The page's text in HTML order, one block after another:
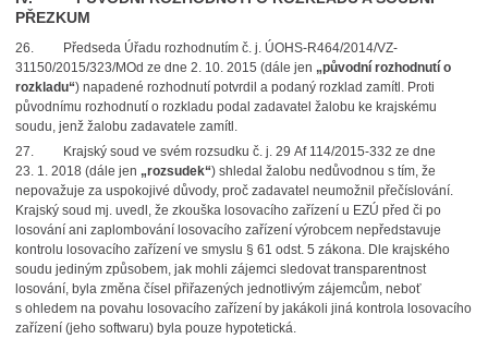
PŘEZKUM
26.
Předseda Úřadu rozhodnutím č. j. ÚOHS-R464/2014/VZ-
31150/2015/323/MOd ze dne 2. 10. 2015 (dále jen „původní rozhodnutí o
rozkladu“) napadené rozhodnutí potvrdil a podaný rozklad zamítl. Proti
původnímu rozhodnutí o rozkladu podal zadavatel žalobu ke krajskému
soudu, jenž žalobu zadavatele zamítl.
27.
Krajský soud ve svém rozsudku č. j. 29 Af 114/2015-332 ze dne
23. 1. 2018 (dále jen „rozsudek“) shledal žalobu nedůvodnou s tím, že
nepovažuje za uspokojivé důvody, proč zadavatel neumožnil přečíslování.
Krajský soud mj. uvedl, že zkouška losovacího zařízení u EZÚ před či po
losování ani zaplombování losovacího zařízení výrobcem nepředstavuje
kontrolu losovacího zařízení ve smyslu § 61 odst. 5 zákona. Dle krajského
soudu jediným způsobem, jak mohli zájemci sledovat transparentnost
losování, byla změna čísel přiřazených jednotlivým zájemcům, neboť
s ohledem na povahu losovacího zařízení by jakákoli jiná kontrola losovacího
zařízení (jeho softwaru) byla pouze hypotetická.